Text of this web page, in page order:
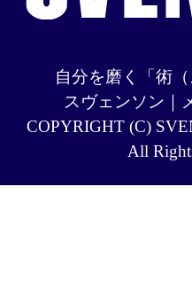
自分を磨く「術
スヴェンソン｜
COPYRIGHT (C)
All